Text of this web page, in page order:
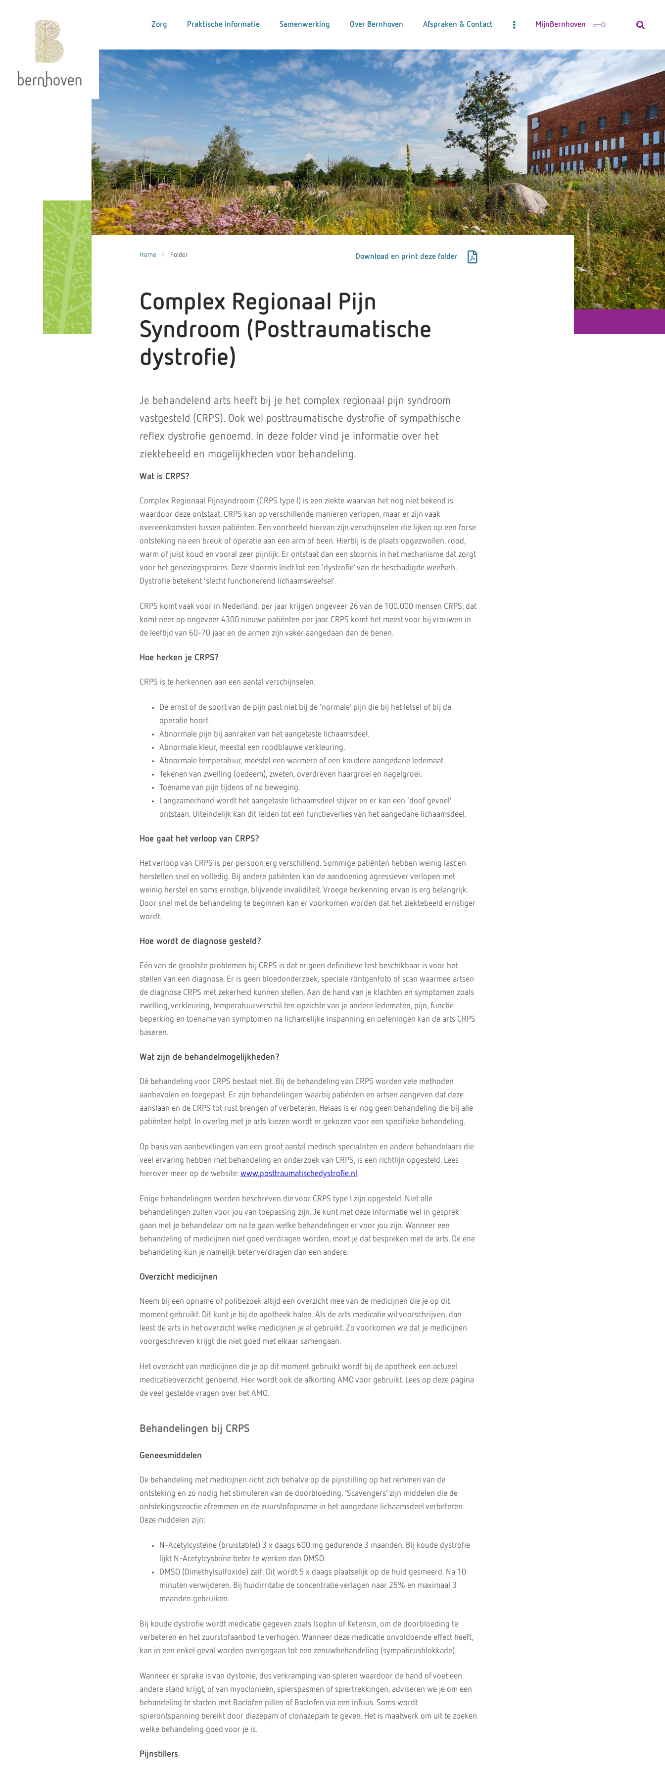
Zorg Praktische informatie Samenwerking Over Bernhoven Afspraken & Contact MijnBernhoven
Home Folder Download en print deze folder
Complex Regionaal Pijn
Syndroom (Posttraumatische
dystrofie)
Je behandelend arts heeft bij je het complex regionaal pijn syndroom
vastgesteld (CRPS). Ook wel posttraumatische dystrofie of sympathische
reflex dystrofie genoemd. In deze folder vind je informatie over het
ziektebeeld en mogelijkheden voor behandeling.
Wat is CRPS?
Complex Regionaal Pijnsyndroom (CRPS type I) is een ziekte waarvan het nog niet bekend is
waardoor deze ontstaat. CRPS kan op verschillende manieren verlopen, maar er zijn vaak
overeenkomsten tussen patiënten. Een voorbeeld hiervan zijn verschijnselen die lijken op een forse
ontsteking na een breuk of operatie aan een arm of been. Hierbij is de plaats opgezwollen, rood,
warm of juist koud en vooral zeer pijnlijk. Er ontstaat dan een stoornis in het mechanisme dat zorgt
voor het genezingsproces. Deze stoornis leidt tot een ‘dystrofie’ van de beschadigde weefsels.
Dystrofie betekent ‘slecht functionerend lichaamsweefsel’.
CRPS komt vaak voor in Nederland: per jaar krijgen ongeveer 26 van de 100.000 mensen CRPS, dat
komt neer op ongeveer 4300 nieuwe patiënten per jaar. CRPS komt het meest voor bij vrouwen in
de leeftijd van 60-70 jaar en de armen zijn vaker aangedaan dan de benen.
Hoe herken je CRPS?
CRPS is te herkennen aan een aantal verschijnselen:
De ernst of de soort van de pijn past niet bij de ‘normale’ pijn die bij het letsel of bij de
operatie hoort.
Abnormale pijn bij aanraken van het aangetaste lichaamsdeel.
Abnormale kleur, meestal een roodblauwe verkleuring.
Abnormale temperatuur, meestal een warmere of een koudere aangedane ledemaat.
Tekenen van zwelling (oedeem), zweten, overdreven haargroei en nagelgroei.
Toename van pijn tijdens of na beweging.
Langzamerhand wordt het aangetaste lichaamsdeel stijver en er kan een ‘doof gevoel’
ontstaan. Uiteindelijk kan dit leiden tot een functieverlies van het aangedane lichaamsdeel.
Hoe gaat het verloop van CRPS?
Het verloop van CRPS is per persoon erg verschillend. Sommige patiënten hebben weinig last en
herstellen snel en volledig. Bij andere patiënten kan de aandoening agressiever verlopen met
weinig herstel en soms ernstige, blijvende invaliditeit. Vroege herkenning ervan is erg belangrijk.
Door snel met de behandeling te beginnen kan er voorkomen worden dat het ziektebeeld ernstiger
wordt.
Hoe wordt de diagnose gesteld?
Eén van de grootste problemen bij CRPS is dat er geen definitieve test beschikbaar is voor het
stellen van een diagnose. Er is geen bloedonderzoek, speciale röntgenfoto of scan waarmee artsen
de diagnose CRPS met zekerheid kunnen stellen. Aan de hand van je klachten en symptomen zoals
zwelling, verkleuring, temperatuurverschil ten opzichte van je andere ledematen, pijn, functie
beperking en toename van symptomen na lichamelijke inspanning en oefeningen kan de arts CRPS
baseren.
Wat zijn de behandelmogelijkheden?
Dé behandeling voor CRPS bestaat niet. Bij de behandeling van CRPS worden vele methoden
aanbevolen en toegepast. Er zijn behandelingen waarbij patiënten en artsen aangeven dat deze
aanslaan en de CRPS tot rust brengen of verbeteren. Helaas is er nog geen behandeling die bij alle
patiënten helpt. In overleg met je arts kiezen wordt er gekozen voor een specifieke behandeling.
Op basis van aanbevelingen van een groot aantal medisch specialisten en andere behandelaars die
veel ervaring hebben met behandeling en onderzoek van CRPS, is een richtlijn opgesteld. Lees
hierover meer op de website: www.posttraumatischedystrofie.nl .
Enige behandelingen worden beschreven die voor CRPS type I zijn opgesteld. Niet alle
behandelingen zullen voor jou van toepassing zijn. Je kunt met deze informatie wel in gesprek
gaan met je behandelaar om na te gaan welke behandelingen er voor jou zijn. Wanneer een
behandeling of medicijnen niet goed verdragen worden, moet je dat bespreken met de arts. De ene
behandeling kun je namelijk beter verdragen dan een andere.
Overzicht medicijnen
Neem bij een opname of polibezoek altijd een overzicht mee van de medicijnen die je op dit
moment gebruikt. Dit kunt je bij de apotheek halen. Als de arts medicatie wil voorschrijven, dan
leest de arts in het overzicht welke medicijnen je al gebruikt. Zo voorkomen we dat je medicijnen
voorgeschreven krijgt die niet goed met elkaar samengaan.
Het overzicht van medicijnen die je op dit moment gebruikt wordt bij de apotheek een actueel
medicatieoverzicht genoemd. Hier wordt ook de afkorting AMO voor gebruikt. Lees op deze pagina
de veel gestelde vragen over het AMO.
Behandelingen bij CRPS
Geneesmiddelen
De behandeling met medicijnen richt zich behalve op de pijnstilling op het remmen van de
ontsteking en zo nodig het stimuleren van de doorbloeding. ‘Scavengers’ zijn middelen die de
ontstekingsreactie afremmen en de zuurstofopname in het aangedane lichaamsdeel verbeteren.
Deze middelen zijn:
N-Acetylcysteïne (bruistablet) 3 x daags 600 mg gedurende 3 maanden. Bij koude dystrofie
lijkt N-Acetylcysteïne beter te werken dan DMSO.
DMSO (Dimethylsulfoxide) zalf. Dit wordt 5 x daags plaatselijk op de huid gesmeerd. Na 10
minuten verwijderen. Bij huidirritatie de concentratie verlagen naar 25% en maximaal 3
maanden gebruiken.
Bij koude dystrofie wordt medicatie gegeven zoals Isoptin of Ketensin, om de doorbloeding te
verbeteren en het zuurstofaanbod te verhogen. Wanneer deze medicatie onvoldoende effect heeft,
kan in een enkel geval worden overgegaan tot een zenuwbehandeling (sympaticusblokkade).
Wanneer er sprake is van dystonie, dus verkramping van spieren waardoor de hand of voet een
andere stand krijgt, of van myoclonieën, spierspasmen of spiertrekkingen, adviseren we je om een
behandeling te starten met Baclofen pillen of Baclofen via een infuus. Soms wordt
spierontspanning bereikt door diazepam of clonazepam te geven. Het is maatwerk om uit te zoeken
welke behandeling goed voor je is.
Pijnstillers